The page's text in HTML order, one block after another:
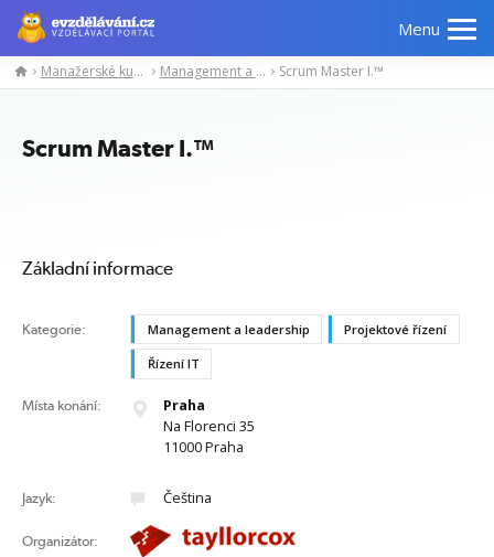
Menu
Manažerské
Odborné
Počítačové
Manažerské kurzy Management a leadership Scrum Master I.™
Scrum Master I.™
Základní informace
Kategorie: Management a leadership Projektové řízení
Řízení IT
Místa konání:
Praha
Na Florenci 35
11000 Praha
Jazyk: Čeština
Organizátor: